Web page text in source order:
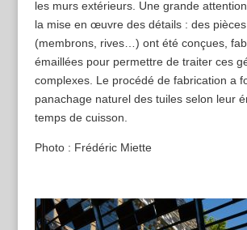
les murs extérieurs. Une grande
la mise en œuvre des détails : des
(membrons, rives…) ont été conçues,
émaillées pour permettre de traiter ces
complexes. Le procédé de fabrication a
panachage naturel des tuiles selon leur
temps de cuisson.
Photo : Frédéric Miette